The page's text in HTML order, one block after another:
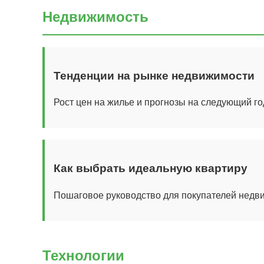
Недвижимость
Тенденции на рынке недвижимости
Рост цен на жилье и прогнозы на следующий
Как выбрать идеальную квартиру
Пошаговое руководство для покупателей
Технологии